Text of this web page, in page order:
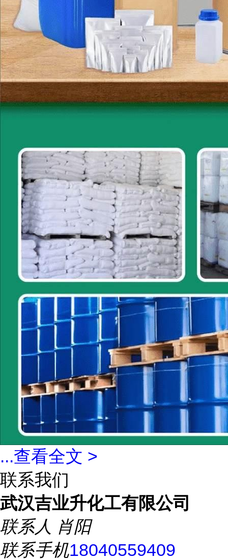
...查看全文 >
联系我们
武汉吉业升化工有限公司
联系人 肖阳
联系手机18040559409